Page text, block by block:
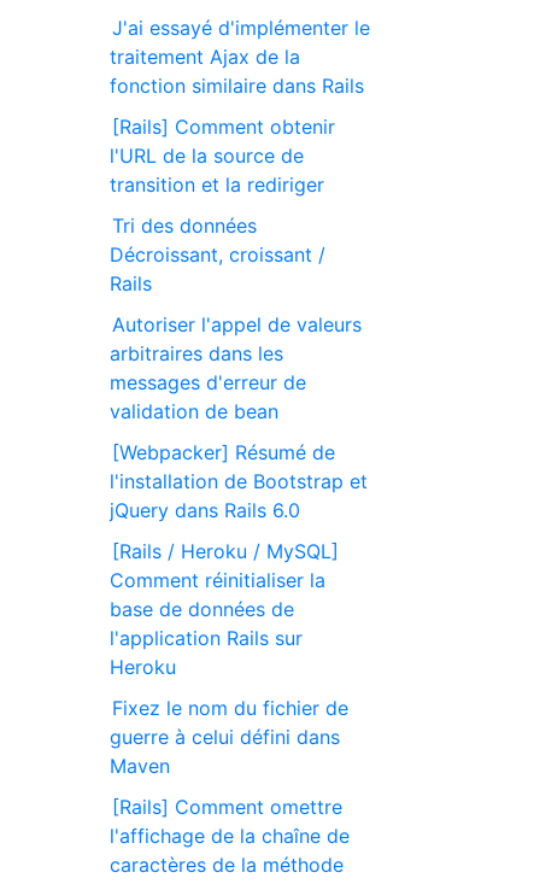
J'ai essayé d'implémenter le
traitement Ajax de la
fonction similaire dans Rails
[Rails] Comment obtenir
l'URL de la source de
transition et la rediriger
Tri des données
Décroissant, croissant /
Rails
Autoriser l'appel de valeurs
arbitraires dans les
messages d'erreur de
validation de bean
[Webpacker] Résumé de
l'installation de Bootstrap et
jQuery dans Rails 6.0
[Rails / Heroku / MySQL]
Comment réinitialiser la
base de données de
l'application Rails sur
Heroku
Fixez le nom du fichier de
guerre à celui défini dans
Maven
[Rails] Comment omettre
l'affichage de la chaîne de
caractères de la méthode